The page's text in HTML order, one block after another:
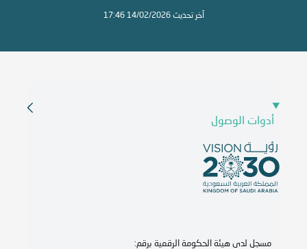
آخر تحديث 14/02/2026 17:46
أدوات الوصول
مسجل لدى هيئة الحكومة الرقمية برقم: